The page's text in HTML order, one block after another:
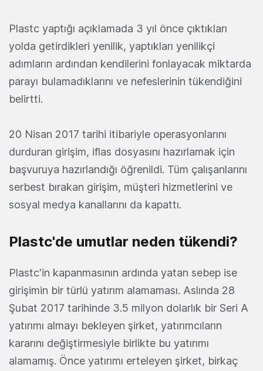
Plastc yaptığı açıklamada 3 yıl önce çıktıkları
yolda getirdikleri yenilik, yaptıkları yenilikçi
adımların ardından kendilerini fonlayacak miktarda
parayı bulamadıklarını ve nefeslerinin tükendiğini
belirtti.
20 Nisan 2017 tarihi itibariyle operasyonlarını
durduran girişim, iflas dosyasını hazırlamak için
başvuruya hazırlandığı öğrenildi. Tüm çalışanlarını
serbest bırakan girişim, müşteri hizmetlerini ve
sosyal medya kanallarını da kapattı.
Plastc'de umutlar neden tükendi?
Plastc'in kapanmasının ardında yatan sebep ise
girişimin bir türlü yatırım alamaması. Aslında 28
Şubat 2017 tarihinde 3.5 milyon dolarlık bir Seri A
yatırımı almayı bekleyen şirket, yatırımcıların
kararını değiştirmesiyle birlikte bu yatırımı
alamamış. Önce yatırımı erteleyen şirket, birkaç